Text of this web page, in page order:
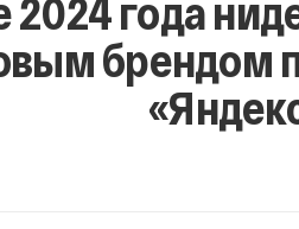
2024 года
брендом